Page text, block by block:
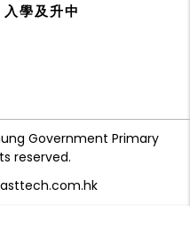
入學及升中
Government Primary
reserved.